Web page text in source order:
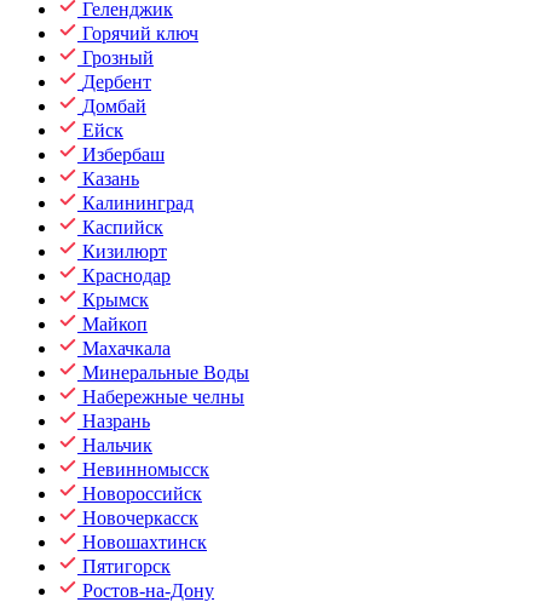
Геленджик
Горячий ключ
Грозный
Дербент
Домбай
Ейск
Избербаш
Казань
Калининград
Каспийск
Кизилюрт
Краснодар
Крымск
Майкоп
Махачкала
Минеральные Воды
Набережные челны
Назрань
Нальчик
Невинномысск
Новороссийск
Новочеркасск
Новошахтинск
Пятигорск
Ростов-на-Дону